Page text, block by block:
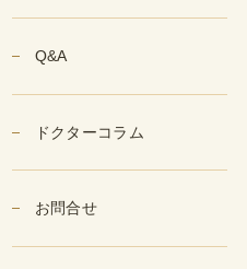
Q&A
ドクターコラム
お問合せ